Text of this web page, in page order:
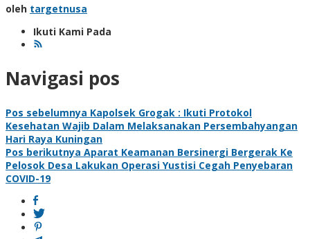
oleh targetnusa
Ikuti Kami Pada
Navigasi pos
Pos sebelumnya Kapolsek Grogak : Ikuti Protokol
Kesehatan Wajib Dalam Melaksanakan Persembahyangan
Hari Raya Kuningan
Pos berikutnya Aparat Keamanan Bersinergi Bergerak Ke
Pelosok Desa Lakukan Operasi Yustisi Cegah Penyebaran
COVID-19